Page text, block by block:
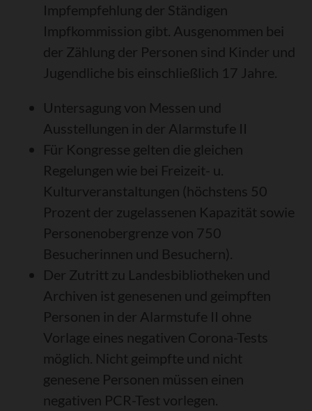
Impfempfehlung der Ständigen
Impfkommission gibt. Ausgenommen bei
der Zählung der Personen sind Kinder und
Jugendliche bis einschließlich 17 Jahre.
Untersagung von Messen und
Ausstellungen in der Alarmstufe II
Für Kongresse gelten die gleichen
Regelungen wie bei Freizeit- u.
Kulturveranstaltungen (höchstens 50
Prozent der zugelassenen Kapazität sowie
Personenobergrenze von 750
Besucherinnen und Besuchern).
Der Zutritt zu Landesbibliotheken und
Archiven ist genesenen und geimpften
Personen in der Alarmstufe II ohne
Vorlage eines negativen Corona-Tests
möglich. Nicht geimpfte und nicht
genesene Personen müssen einen
negativen PCR-Test vorlegen.